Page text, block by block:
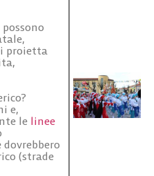
proietta
e,
le linee
(strade